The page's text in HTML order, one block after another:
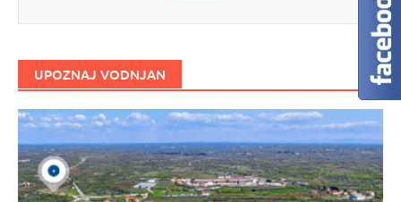
UPOZNAJ VODNJAN